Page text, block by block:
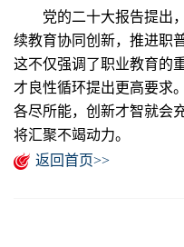
党的二十大报告提出，
续教育协同创新，推进职
这不仅强调了职业教育的
才良性循环提出更高要求
各尽所能，创新才智就会
将汇聚不竭动力。
返回首页>>